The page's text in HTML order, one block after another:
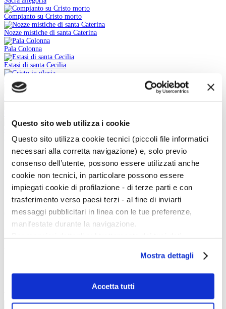
Questo sito web utilizza i cookie
Questo sito utilizza cookie tecnici (piccoli file informatici
necessari alla corretta navigazione) e, solo previo
consenso dell’utente, possono essere utilizzati anche
cookie non tecnici, in particolare possono essere
impiegati cookie di profilazione - di terze parti e con
trasferimento verso paesi terzi - al fine di inviarti
messaggi pubblicitari in linea con le tue preferenze,
manifestate durante la navigazione.
scelte privacy sui cookie, ti invitiamo a prendere visione
dell’informativa cookie.
Chiudendo il banner tramite la “X” prosegui la
navigazione senza alcuna profilazione e con installazione
Mostra dettagli
Accetta tutti
Compianto su Cristo morto
Nozze mistiche di santa Caterina
Pala Colonna
Estasi di santa Cecilia
Cristo in gloria
Conversione di san Paolo
INDIETRO
1
2
Cerca nell'iconografia
Cerca